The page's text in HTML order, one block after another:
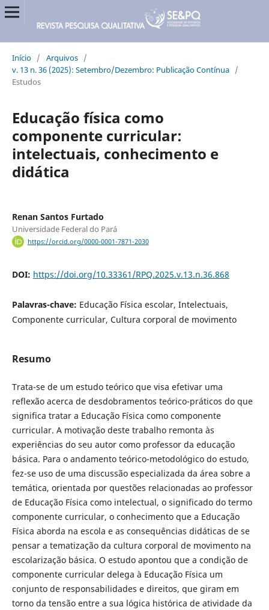
Início / Arquivos /
v. 13 n. 36 (2025): Setembro/Dezembro: Publicação Contínua /
Estudos
Educação física como
componente curricular:
intelectuais, conhecimento e
didática
Renan Santos Furtado
Universidade Federal do Pará
https://orcid.org/0000-0001-7871-2030
DOI: https://doi.org/10.33361/RPQ.2025.v.13.n.36.868
Palavras-chave: Educação Física escolar, Intelectuais,
Componente curricular, Cultura corporal de movimento
Resumo
Trata-se de um estudo teórico que visa efetivar uma
reflexão acerca de desdobramentos teórico-práticos do que
significa tratar a Educação Física como componente
curricular. A motivação deste trabalho remonta às
experiências do seu autor como professor da educação
básica. Para o andamento teórico-metodológico do estudo,
fez-se uso de uma discussão especializada da área sobre a
temática, orientada por questões relacionadas ao professor
de Educação Física como intelectual, o significado do termo
componente curricular, o conhecimento que a Educação
Física aborda na escola e as consequências didáticas de se
pensar a tematização da cultura corporal de movimento na
escolarização básica. O estudo apontou que a condição de
componente curricular delega à Educação Física um
conjunto de responsabilidades e direitos, que giram em
torno da tensão entre a sua lógica histórica de atividade da